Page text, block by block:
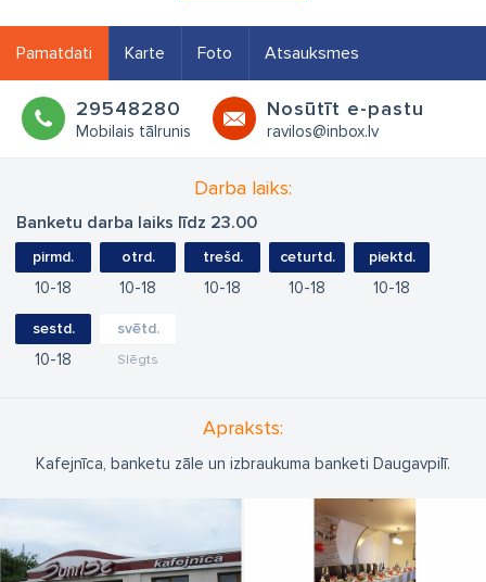
Pamatdati Karte Foto Atsauksmes
29548280
Mobilais tālrunis
Nosūtīt e-pastu
ravilos@inbox.lv
Darba laiks:
Banketu darba laiks līdz 23.00
pirmd.
10 18
otrd.
10 18
trešd.
10 18
ceturtd.
10 18
piektd.
10 18
sestd.
10 18
svētd.
Slēgts
Apraksts:
Kafejnīca, banketu zāle un izbraukuma banketi Daugavpilī.